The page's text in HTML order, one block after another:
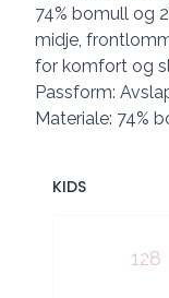
74% bomull og
midje,
for komfort og
Passform:
Materiale: 74%
KIDS
128